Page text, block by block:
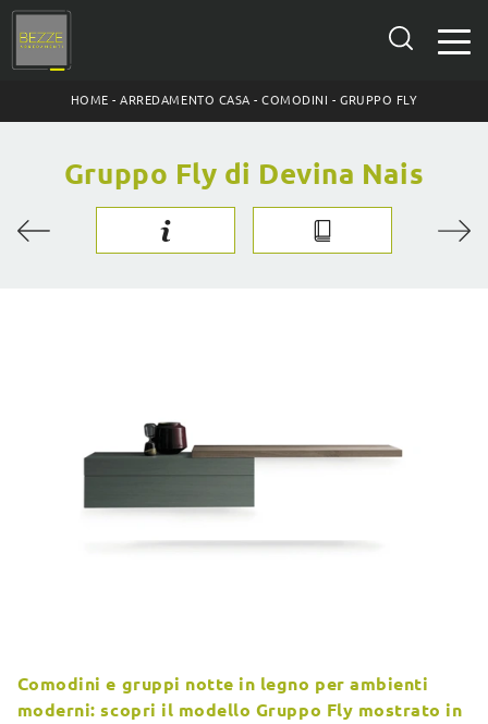
HOME -ARREDAMENTO CASA -COMODINI -GRUPPO FLY
Gruppo Fly di Devina Nais
Comodini e gruppi notte in legno per ambienti
moderni: scopri il modello Gruppo Fly mostrato in